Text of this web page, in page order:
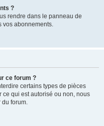
?
rendre dans le panneau de
vos abonnements.
ce forum ?
certains types de pièces
ce qui est autorisé ou non, nous
du forum.